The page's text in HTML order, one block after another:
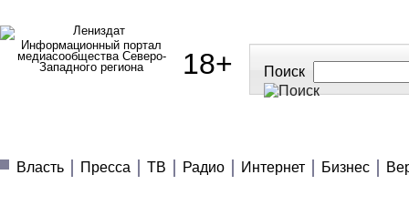
Информационный портал
медиасообщества Северо-
Западного региона
18+ Поиск
Власть
Пресса ТВ Радио Интернет Бизнес